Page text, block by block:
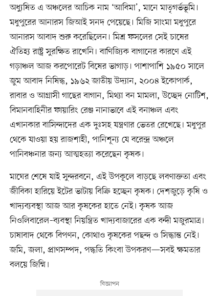
অধ্যুষিত এ অঞ্চলের আচিক নাম ‘আবিমা’, মানে মাতৃগর্ভভূমি।
মধুপুরের আনারস জিআই সনদ পেয়েছে। মিজি সাংমা মধুপুরে
আনারস আবাদ শুরু করেছিলেন। মিশ্র ফসলের সেই চাষের
ঐতিহ্য রাষ্ট্র সুরক্ষিত রাখেনি। বাণিজ্যিক বাগানের কারণে এই
গড়াঞ্চল আজ করপোরেট বিষের ভাগাড়। পাশাপাশি ১৯৫০ সালে
জুম আবাদ নিষিদ্ধ, ১৯৬২ জাতীয় উদ্যান, ২০০৪ ইকোপার্ক,
রাবার ও আগ্রাসী গাছের বাগান, মিথ্যা বন মামলা, উচ্ছেদ নোটিশ,
বিমানবাহিনীর ফায়ারিং রেঞ্জ নানাভাবে এই বনাঞ্চল এবং
এখানকার বাসিন্দাদের এক দুঃসহ যন্ত্রণার ভেতর রেখেছে। মধুপুর
থেকে যাওয়া হয় রাজশাহী, পানিশূন্য যে বরেন্দ্র অঞ্চলে
পানিবঞ্চনার জন্য আত্মহত্যা করেছেন কৃষক।
মাঘের শেষে যাই সুন্দরবনে, এই উপকূলে বাড়ছে লবণাক্ততা এবং
জীবিকা হারিয়ে ইটের ভাটায় বিক্রি হচ্ছেন কৃষক। দেশজুড়ে কৃষি ও
খাদ্যব্যবস্থা আজ আর কৃষকের হাতে নেই। কৃষক আজ
নিওলিবারেল–ব্যবস্থা নিয়ন্ত্রিত খাদ্যবাজারের এক বন্দী মজুরমাত্র।
চাষাবাদ থেকে বিপণন, কোথাও কৃষকের পছন্দ ও সিদ্ধান্ত নেই।
জমি, জলা, প্রাণসম্পদ, পদ্ধতি কিংবা উপকরণ—সবই ক্ষমতার
বলয়ে জিম্মি।